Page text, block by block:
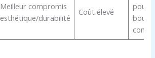
Meilleur compromis
esthétique/durabilité
Coût élevé
pour